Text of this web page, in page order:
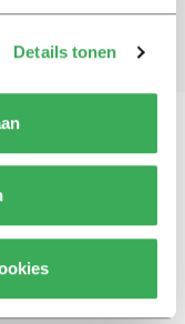
Details tonen
Aanmelden
bij Contact